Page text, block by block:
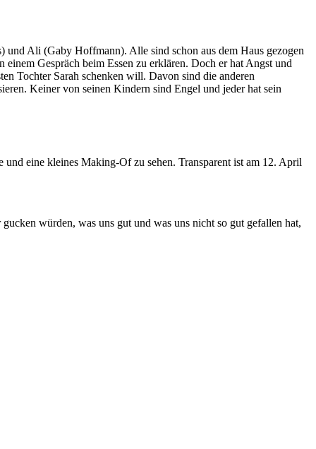
und Ali (Gaby Hoffmann). Alle sind schon aus dem Haus gezogen
Gespräch beim Essen zu erklären. Doch er hat Angst und
Tochter Sarah schenken will. Davon sind die anderen
Keiner von seinen Kindern sind Engel und jeder hat sein
eine kleines Making-Of zu sehen. Transparent ist am 12. April
würden, was uns gut und was uns nicht so gut gefallen hat,